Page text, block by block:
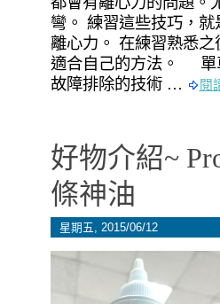
彎。 練習這些技巧，
離心力。 在練習熟悉
適合自己的方法。 單
故障排除的技術 …
閱
好物介紹~
條神油
星期五, 2015/06/12